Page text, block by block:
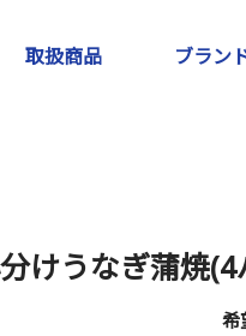
取扱商品 ブラン
けうなぎ蒲焼(4